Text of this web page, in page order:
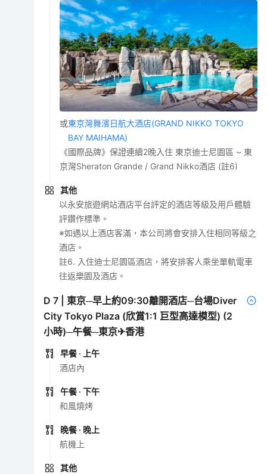
或東京灣舞濱日航大酒店(GRAND NIKKO TOKYO
BAY MAIHAMA)
《國際品牌》保證連續2晚入住 東京迪士尼園區 ~ 東
京灣Sheraton Grande / Grand Nikko酒店 (註6)
其他
以永安旅遊網站酒店平台評定的酒店等級及用戶體驗
評鑽作標準。
※如遇以上酒店客滿，本公司將會安排入住相同等級之
酒店。
註6. 入住迪士尼園區酒店，將安排客人乘坐單軌電車
往返樂園及酒店。
D7
東京─早上約09:30離開酒店─台場Diver
City Tokyo Plaza (欣賞1:1 巨型高達模型) (2
小時)─午餐─東京✈香港
早餐 · 上午
酒店內
午餐 · 下午
和風燒烤
晚餐 · 晚上
航機上
其他